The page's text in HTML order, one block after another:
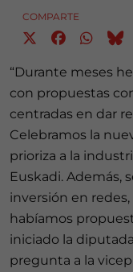
COMPARTE
“Durante meses
con propuestas
centradas en dar
Celebramos la
prioriza a la
Euskadi. Además,
inversión en
habíamos
iniciado la
pregunta a la